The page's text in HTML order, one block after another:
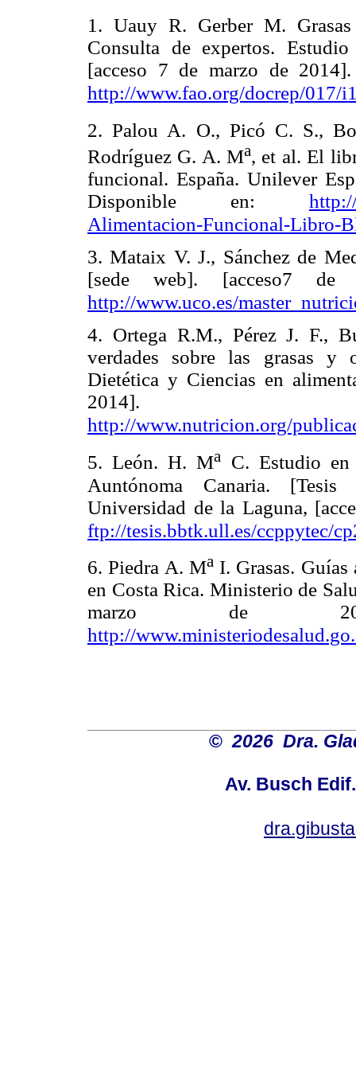
1. Uauy R. Gerber M.
Consulta de expertos.
[acceso 7 de marzo de
http://www.fao.org/docrep/017/
2. Palou A. O., Picó C. S.,
Rodríguez G. A. Ma, et al. El
funcional. España. Unilever
Disponible en:
Alimentacion-Funcional-Libro-
3. Mataix V. J., Sánchez de
[sede web]. [acceso7
http://www.uco.es/
4. Ortega R.M., Pérez J. F.,
verdades sobre las grasas y
Dietética y Ciencias en
2014].
http://www.nutricion.org/
5. León. H. Ma
C. Estudio
Auntónoma
Canaria. [Tesis
Universidad de la Laguna,
ftp://tesis.bbtk.ull.es/ccppytec/
6. Piedra A. MaI. Grasas. Guías
en Costa Rica. Ministerio de
marzo de
http://
© 2026 Dra.
Av. Busch